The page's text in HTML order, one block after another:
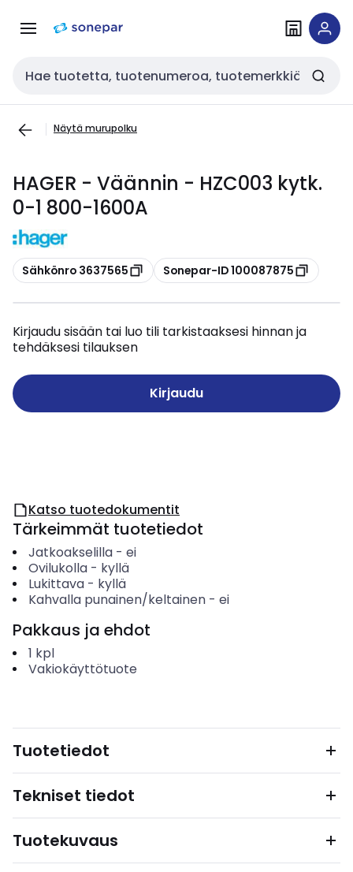
navigointiinsisältöön
Haku
Näytä murupolku
HAGER - Väännin - HZC003 kytk.
0-1 800-1600A
Kopioi
Sähkönro 3637565 Kopioi
Sonepar-ID 100087875
Kirjaudu sisään tai luo tili tarkistaaksesi hinnan ja
tehdäksesi tilauksen
Kirjaudu
Katso tuotedokumentit
Tärkeimmät tuotetiedot
Jatkoakselilla- ei
Ovilukolla- kyllä
Lukittava- kyllä
Kahvalla punainen/keltainen- ei
Pakkaus ja ehdot
1 kpl
Vakiokäyttötuote
Tuotetiedot
Tekniset tiedot
Tuotekuvaus